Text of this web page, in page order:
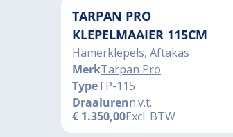
TARPAN PRO
KLEPELMAAIER 115CM
Hamerklepels, Aftakas
MerkTarpan Pro
TypeTP-115
Draaiurenn.v.t.
€ 1.350,00Excl. BTW